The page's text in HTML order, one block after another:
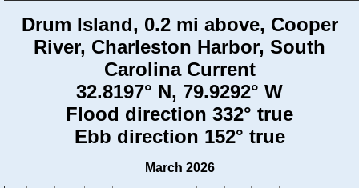
Drum Island, 0.2 mi above, Cooper
River, Charleston Harbor, South
Carolina Current
32.8197° N, 79.9292° W
Flood direction 332° true
Ebb direction 152° true
March 2026